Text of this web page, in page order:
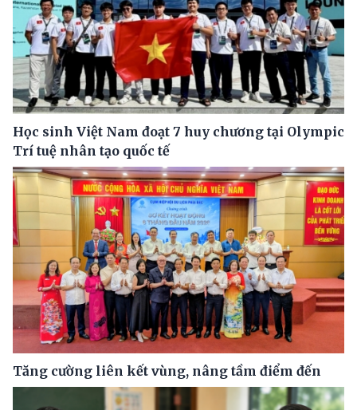
Học sinh Việt Nam đoạt 7 huy chương tại Olympic
Trí tuệ nhân tạo quốc tế
Tăng cường liên kết vùng, nâng tầm điểm đến